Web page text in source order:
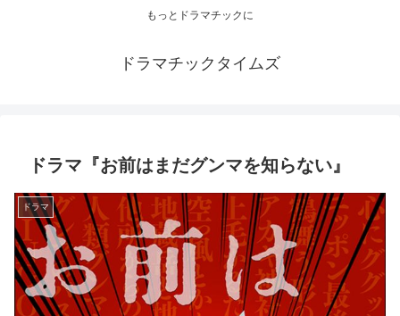
もっとドラマチックに
ドラマチックタイムズ
ドラマ『お前はまだグンマを知らない』
ドラマ